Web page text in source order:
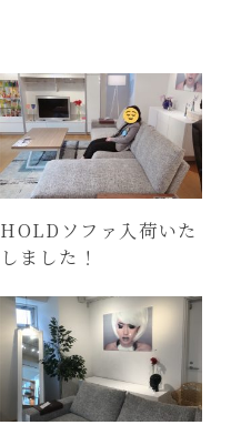
HOLDソファ入荷いた
しました！